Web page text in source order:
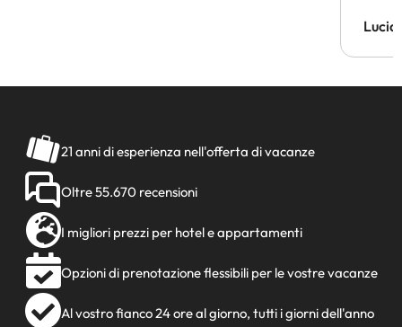
Lucia
21 anni di esperienza nell'offerta di vacanze
Oltre 55.670 recensioni
I migliori prezzi per hotel e appartamenti
Opzioni di prenotazione flessibili per le vostre vacanze
Al vostro fianco 24 ore al giorno, tutti i giorni dell'anno